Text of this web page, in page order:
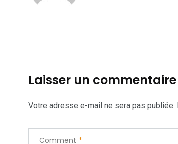
Laisser un commentaire
Votre adresse e-mail ne sera pas publiée.
Comment *